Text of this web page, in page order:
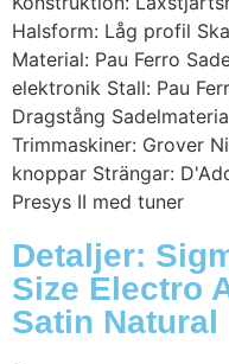
Halsform: Låg profil
Material: Pau Ferro
elektronik Stall: Pau
Dragstång
Trimmaskiner: Grover
knoppar Strängar:
Presys II med tuner
Detaljer:
Size Electro
Satin Natural